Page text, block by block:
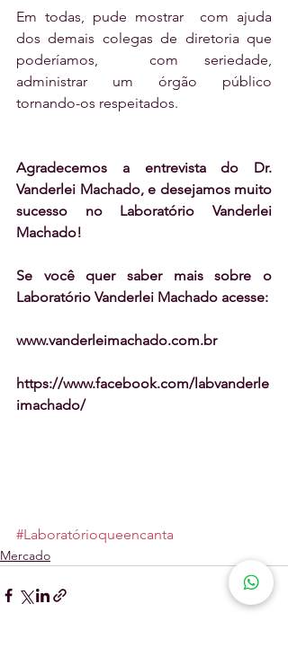
Em todas, pude mostrar  com ajuda
dos demais colegas de diretoria que
poderíamos,  com seriedade,
administrar um órgão público
tornando-os respeitados.
Agradecemos a entrevista do Dr.
Vanderlei Machado, e desejamos muito
sucesso no Laboratório Vanderlei
Machado!
Se você quer saber mais sobre o
Laboratório Vanderlei Machado acesse:
www.vanderleimachado.com.br
https://www.facebook.com/labvanderle
imachado/
#Laboratórioqueencanta
Mercado